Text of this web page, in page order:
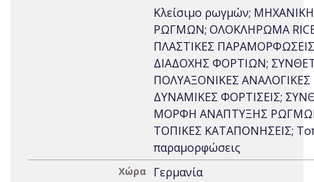
Κλείσιμο ρωγμών; ΜΗΧΑΝΙΚΗ
ΡΩΓΜΩΝ; ΟΛΟΚΛΗΡΩΜΑ
ΠΛΑΣΤΙΚΕΣ
ΔΙΑΔΟΧΗΣ ΦΟΡΤΙΩΝ;
ΠΟΛΥΑΞΟΝΙΚΕΣ ΑΝΑΛΟΓΙΚΕΣ
ΔΥΝΑΜΙΚΕΣ ΦΟΡΤΙΣΕΙΣ;
ΜΟΡΦΗ ΑΝΑΠΤΥΞΗΣ
ΤΟΠΙΚΕΣ ΚΑΤΑΠΟΝΗΣΕΙΣ;
παραμορφώσεις
Χώρα Γερμανία